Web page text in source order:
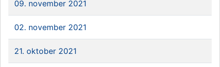
09. november 2021
02. november 2021
21. oktober 2021